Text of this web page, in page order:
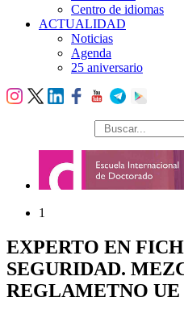
Centro de idiomas
ACTUALIDAD
Noticias
Agenda
25 aniversario
búsqueda
1
EXPERTO EN
SEGURIDAD.
REGLAMETNO UE